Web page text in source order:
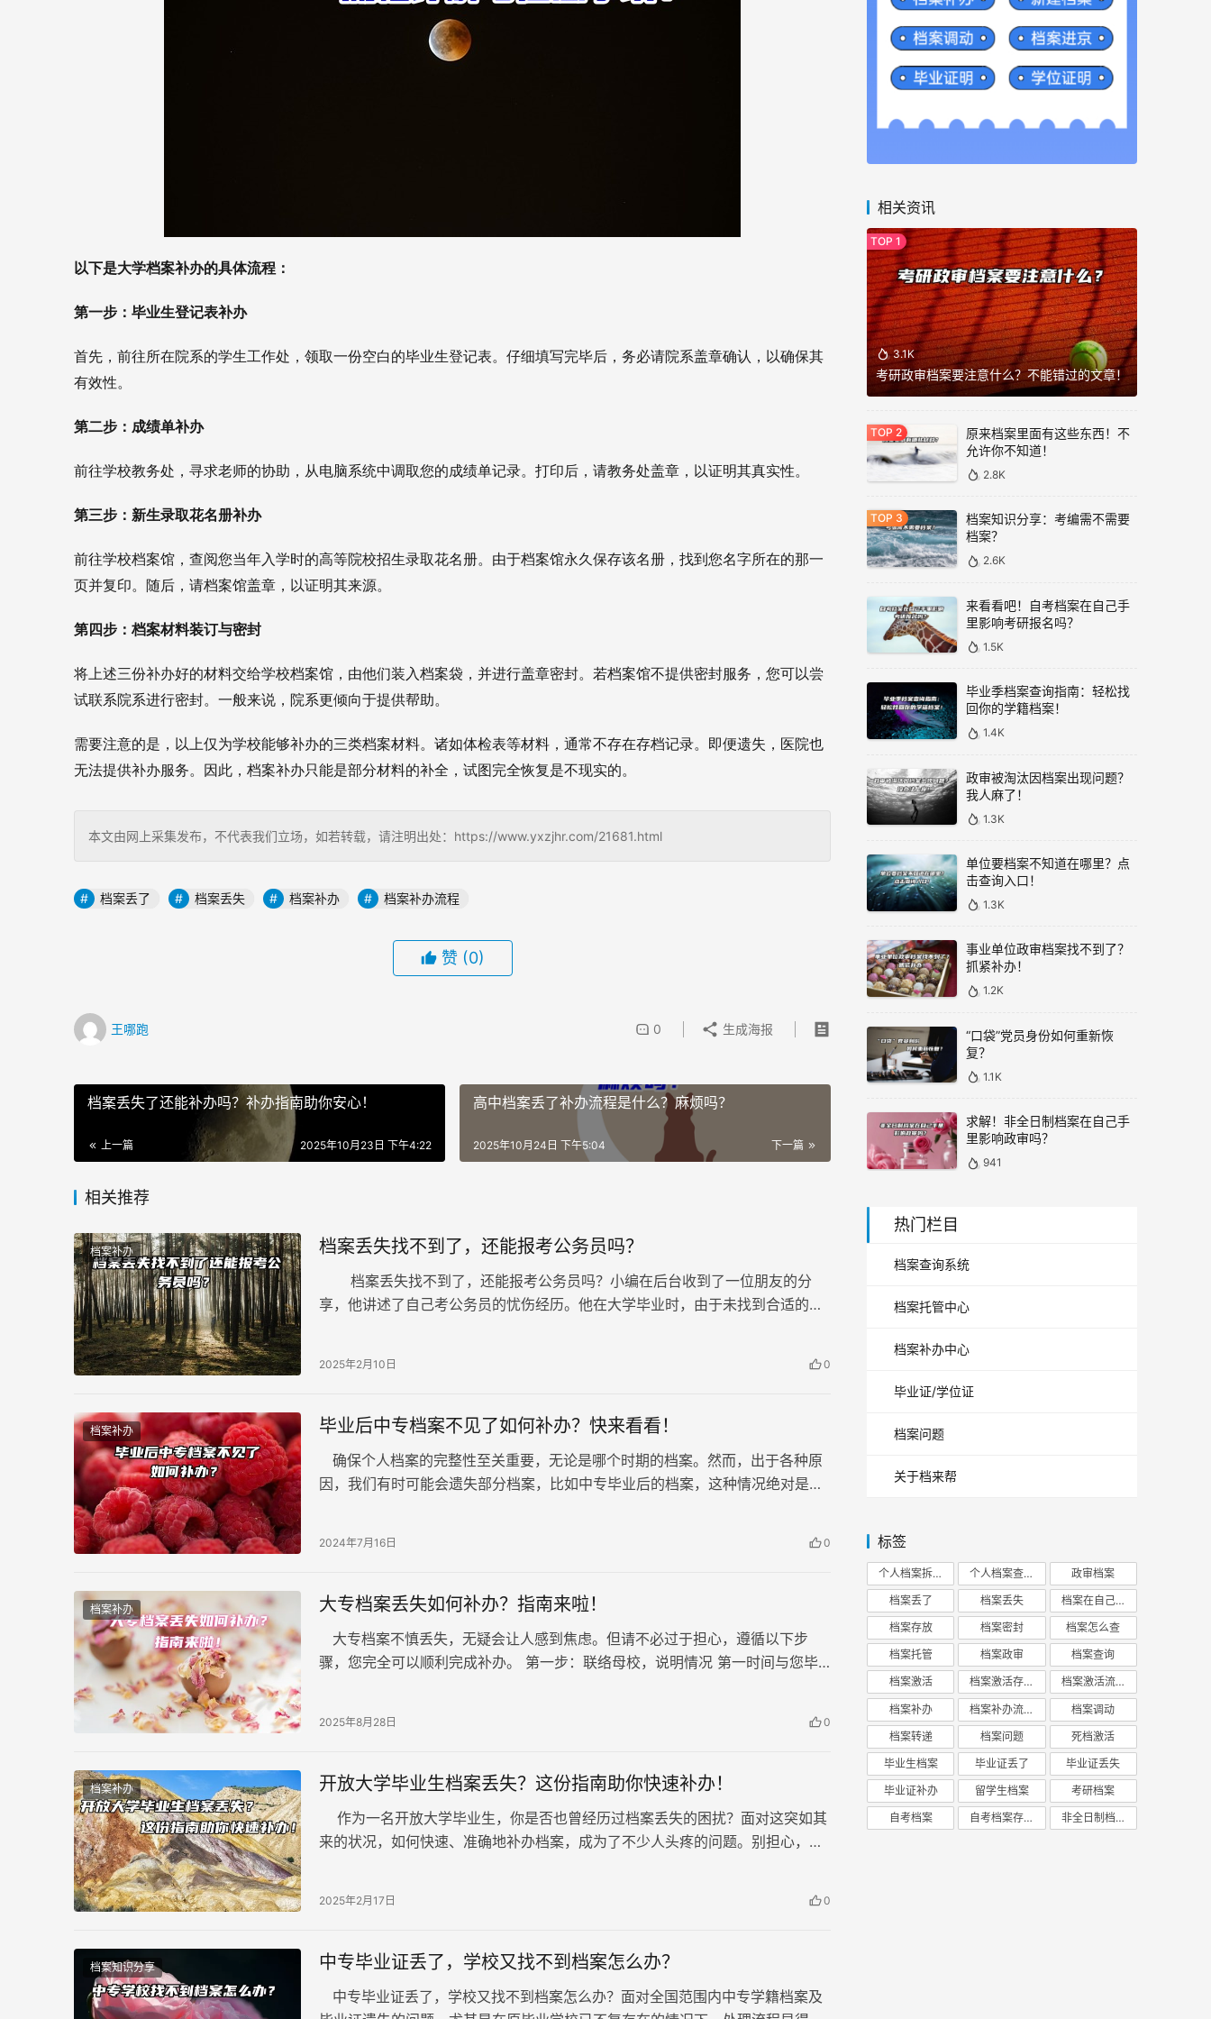
以下是大学档案补办的具体流程：
第一步：毕业生登记表补办
首先，前往所在院系的学生工作处，领取一份空白的毕业生登记表。仔细填写完毕后，务必请院系盖章确认，以确保其
有效性。
第二步：成绩单补办
前往学校教务处，寻求老师的协助，从电脑系统中调取您的成绩单记录。打印后，请教务处盖章，以证明其真实性。
第三步：新生录取花名册补办
前往学校档案馆，查阅您当年入学时的高等院校招生录取花名册。由于档案馆永久保存该名册，找到您名字所在的那一
页并复印。随后，请档案馆盖章，以证明其来源。
第四步：档案材料装订与密封
将上述三份补办好的材料交给学校档案馆，由他们装入档案袋，并进行盖章密封。若档案馆不提供密封服务，您可以尝
试联系院系进行密封。一般来说，院系更倾向于提供帮助。
需要注意的是，以上仅为学校能够补办的三类档案材料。诸如体检表等材料，通常不存在存档记录。即便遗失，医院也
无法提供补办服务。因此，档案补办只能是部分材料的补全，试图完全恢复是不现实的。
本文由网上采集发布，不代表我们立场，如若转载，请注明出处：https://www.yxzjhr.com/21681.html
档案丢了 档案丢失 档案补办 档案补办流程
赞 (0)
王哪跑 0 生成海报
档案丢失了还能补办吗？补办指南助你安心！
上一篇 2025年10月23日 下午4:22
高中档案丢了补办流程是什么？麻烦吗？
下一篇
2025年10月24日 下午5:04
相关推荐
档案补办 档案丢失找不到了，还能报考公务员吗？
档案丢失找不到了，还能报考公务员吗？小编在后台收到了一位朋友的分
享，他讲述了自己考公务员的忧伤经历。他在大学毕业时，由于未找到合适的工
2025年2月10日 0
档案补办 毕业后中专档案不见了如何补办？快来看看！
确保个人档案的完整性至关重要，无论是哪个时期的档案。然而，出于各种原
因，我们有时可能会遗失部分档案，比如中专毕业后的档案，这种情况绝对是不
2024年7月16日 0
档案补办 大专档案丢失如何补办？指南来啦！
大专档案不慎丢失，无疑会让人感到焦虑。但请不必过于担心，遵循以下步
骤，您完全可以顺利完成补办。 第一步：联络母校，说明情况 第一时间与您毕
2025年8月28日 0
档案补办 开放大学毕业生档案丢失？这份指南助你快速补办！
作为一名开放大学毕业生，你是否也曾经历过档案丢失的困扰？面对这突如其
来的状况，如何快速、准确地补办档案，成为了不少人头疼的问题。别担心，这
2025年2月17日 0
档案知识分享 中专毕业证丢了，学校又找不到档案怎么办？
中专毕业证丢了，学校又找不到档案怎么办？面对全国范围内中专学籍档案及
相关资讯
3.1K
考研政审档案要注意什么？不能错过的文章！
原来档案里面有这些东西！不
允许你不知道！
2.8K
档案知识分享：考编需不需要
档案？
2.6K
来看看吧！自考档案在自己手
里影响考研报名吗？
1.5K
毕业季档案查询指南：轻松找
回你的学籍档案！
1.4K
政审被淘汰因档案出现问题？
我人麻了！
1.3K
单位要档案不知道在哪里？点
击查询入口！
1.3K
事业单位政审档案找不到了？
抓紧补办！
1.2K
“口袋”党员身份如何重新恢
复？
1.1K
求解！非全日制档案在自己手
里影响政审吗？
941
热门栏目
档案查询系统
档案托管中心
档案补办中心
毕业证/学位证
档案问题
关于档来帮
标签
个人档案拆开 个人档案查询 政审档案
档案丢了 档案丢失 档案在自己手里
档案存放 档案密封 档案怎么查
档案托管 档案政审 档案查询
档案激活 档案激活存放 档案激活流程
档案补办 档案补办流程 档案调动
档案转递 档案问题 死档激活
毕业生档案 毕业证丢了 毕业证丢失
毕业证补办 留学生档案 考研档案
自考档案 自考档案存放 非全日制档案